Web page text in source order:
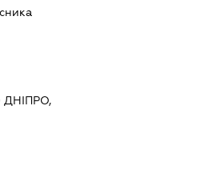
ДНІПРО,